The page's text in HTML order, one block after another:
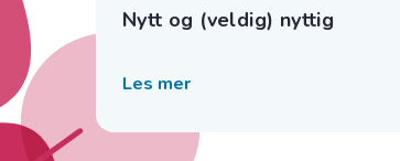
Nytt og (veldig) nyttig
Les mer